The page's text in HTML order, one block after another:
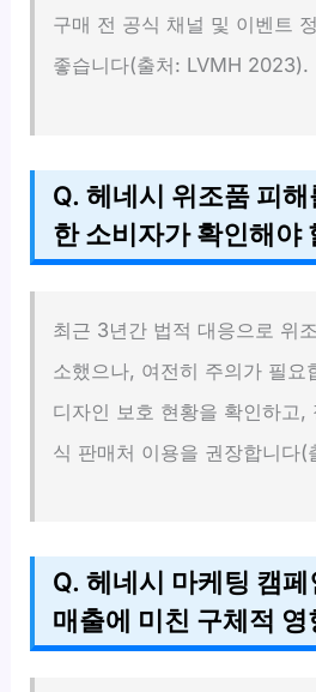
구매 전 공식 채널 및 이벤트
좋습니다(출처: LVMH 2023).
Q. 헤네시 위조품 피해
한 소비자가 확인해야
최근 3년간 법적 대응으로 위
소했으나, 여전히 주의가 필요
디자인 보호 현황을 확인하고,
식 판매처 이용을 권장합니다
Q. 헤네시 마케팅 캠
매출에 미친 구체적 영